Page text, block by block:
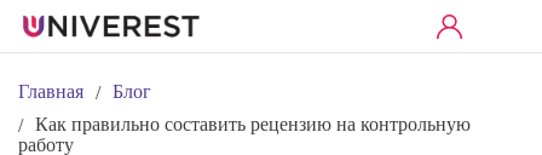
Главная / Блог
/ Как правильно составить рецензию на контрольную
работу